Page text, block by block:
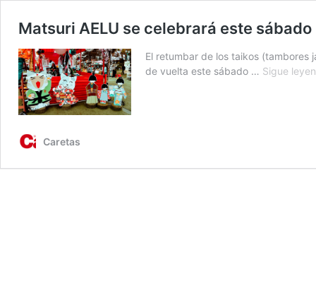
Matsuri AELU se celebrará este
El retumbar de los taikos (tambores
de vuelta este sábado … Sigue
Caretas